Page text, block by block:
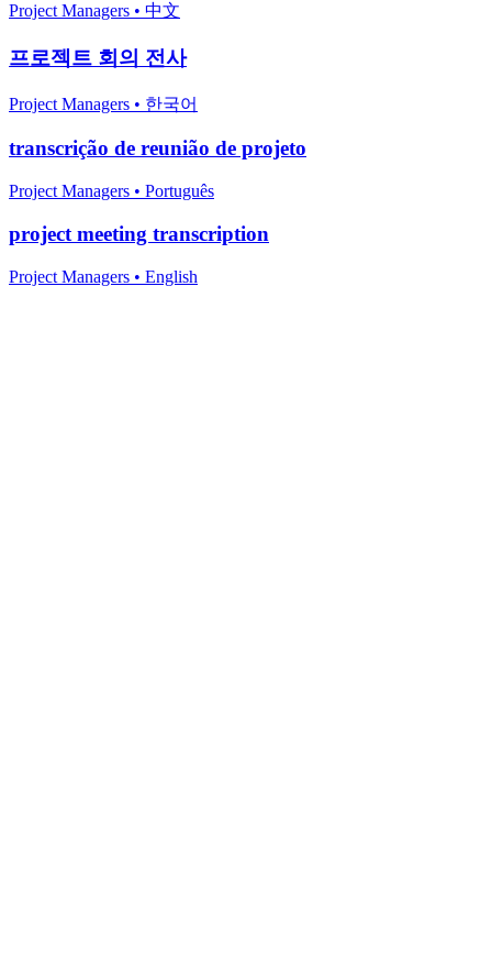
Project Managers • 中文
프로젝트 회의 전사
Project Managers • 한국어
transcrição de reunião de projeto
Project Managers • Português
project meeting transcription
Project Managers • English